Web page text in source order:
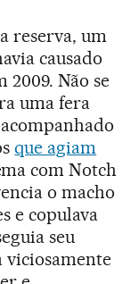
reserva, um
causado
Não se
uma fera
que agiam
com Notch
o macho
e copulava
seu
viciosamente